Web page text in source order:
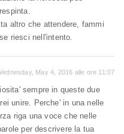
altro che attendere, fammi
riesci nell'intento.
May 4, 2016 alle ore 11:07
sempre in queste due
unire. Perche' in una nelle
riga una voce che nelle
per descrivere la tua